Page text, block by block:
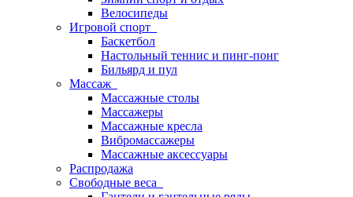
Велосипеды
Игровой спорт
Баскетбол
Настольный теннис и пинг-понг
Бильярд и пул
Массаж
Массажные столы
Массажеры
Массажные кресла
Вибромассажеры
Массажные аксессуары
Распродажа
Свободные веса